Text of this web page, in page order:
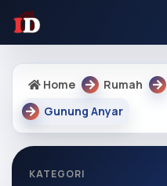
Home Rumah
Gunung Anyar
KATEGORI